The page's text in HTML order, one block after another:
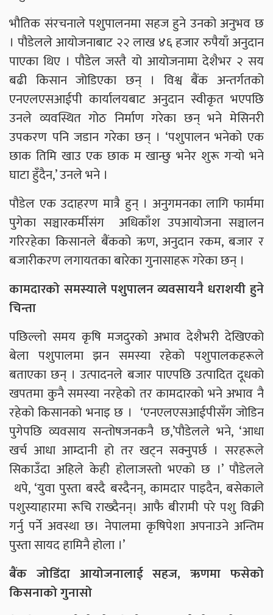
भौतिक संरचनाले पशुपालनमा सहज हुने उनको अनुभव छ
। पौडेलले आयोजनाबाट २२ लाख ४६ हजार रुपैयाँ अनुदान
पाएका थिए । पौडेल जस्तै यो आयोजनामा देशैभर २ सय
बढी किसान जोडिएका छन् । विश्व बैंक अन्तर्गतको
एनएलएसआईपी कार्यालयबाट अनुदान स्वीकृत भएपछि
उनले व्यवस्थित गोठ निर्माण गरेका छन् भने मेसिनरी
उपकरण पनि जडान गरेका छन् । ‘पशुपालन भनेको एक
छाक तिमि खाउ एक छाक म खान्छु भनेर शुरू गर्‍यो भने
घाटा हुँदैन,’ उनले भने ।
पौडेल एक उदाहरण मात्रै हुन् । अनुगमनका लागि फार्ममा
पुगेका सञ्चारकर्मीसंग अधिकाँश उपआयोजना सञ्चालन
गरिरहेका किसानले बैंकको ऋण, अनुदान रकम, बजार र
बजारीकरण लगायतका बारेका गुनासाहरू गरेका छन् ।
कामदारको समस्याले पशुपालन व्यवसायनै धराशयी हुने
चिन्ता
पछिल्लो समय कृषि मजदुरको अभाव देशैभरी देखिएको
बेला पशुपालमा झन समस्या रहेको पशुपालकहरूले
बताएका छन् । उत्पादनले बजार पाएपछि उत्पादित दूधको
खपतमा कुनै समस्या नरहेको तर कामदारको भने अभाव नै
रहेको किसानको भनाइ छ । ‘एनएलएसआईपीसँग जोडिन
पुगेपछि व्यवसाय सन्तोषजनकनै छ,’पौडेलले भने, ‘आधा
खर्च आधा आम्दानी हो तर खट्न सक्नुपर्छ । सरहरूले
सिकाउँदा अहिले केही होलाजस्तो भएको छ ।’ पौडेलले
थपे, ‘युवा पुस्ता बस्दै बस्दैनन्, कामदार पाइदैन, बसेकाले
पशुस्याहारमा रूचि राख्दैनन्। आफै बीरामी परे पशु विक्री
गर्नु पर्ने अवस्था छ। नेपालमा कृषिपेशा अपनाउने अन्तिम
पुस्ता सायद हामिनै होला ।’
बैंक जोडिंदा आयोजनालाई सहज, ऋणमा फसेको
किसनाको गुनासो